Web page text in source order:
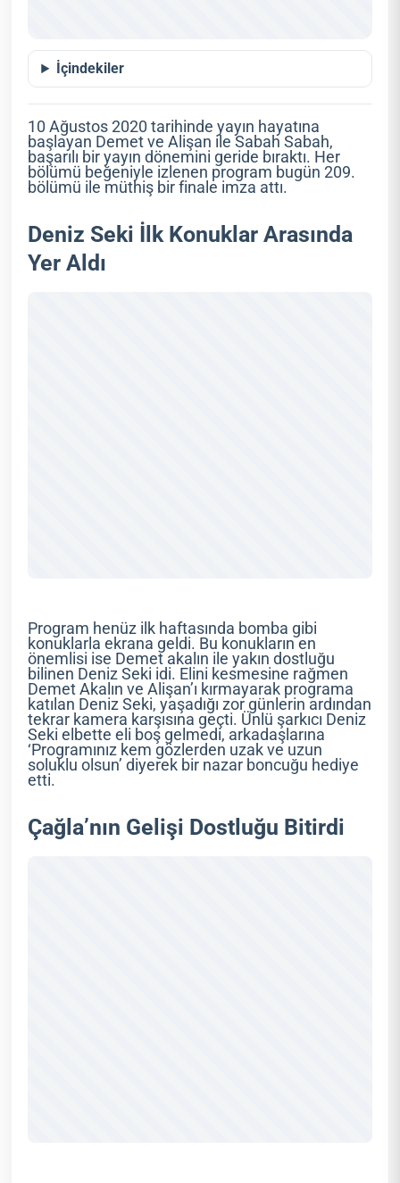
İçindekiler
10 Ağustos 2020 tarihinde yayın hayatına
başlayan Demet ve Alişan ile Sabah Sabah,
başarılı bir yayın dönemini geride bıraktı. Her
bölümü beğeniyle izlenen program bugün 209.
bölümü ile müthiş bir finale imza attı.
Deniz Seki İlk Konuklar Arasında
Yer Aldı
Program henüz ilk haftasında bomba gibi
konuklarla ekrana geldi. Bu konukların en
önemlisi ise Demet akalın ile yakın dostluğu
bilinen Deniz Seki idi. Elini kesmesine rağmen
Demet Akalın ve Alişan’ı kırmayarak programa
katılan Deniz Seki, yaşadığı zor günlerin ardından
tekrar kamera karşısına geçti. Ünlü şarkıcı Deniz
Seki elbette eli boş gelmedi, arkadaşlarına
‘Programınız kem gözlerden uzak ve uzun
soluklu olsun’ diyerek bir nazar boncuğu hediye
etti.
Çağla’nın Gelişi Dostluğu Bitirdi